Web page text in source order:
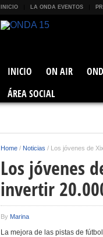
INICIO LA ONDA EVENTOS
INICIO ON AIR
ÁREA SOCIAL
Home / Noticias / Los jóvenes de
Los jóvenes
invertir
By Marina
La mejora de las pistas de